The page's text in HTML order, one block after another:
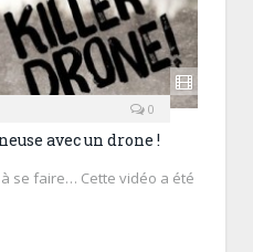
0
avec un drone !
se faire… Cette vidéo a été